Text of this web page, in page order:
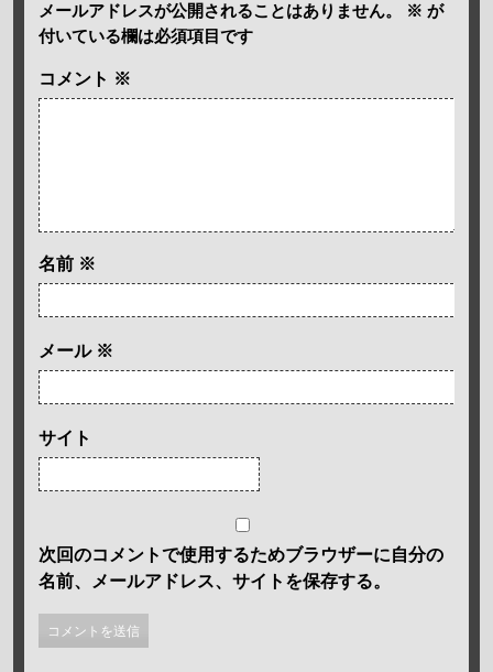
メールアドレスが公開されることはありません。 ※ が
付いている欄は必須項目です
コメント ※
名前 ※
メール ※
サイト
次回のコメントで使用するためブラウザーに自分の
名前、メールアドレス、サイトを保存する。